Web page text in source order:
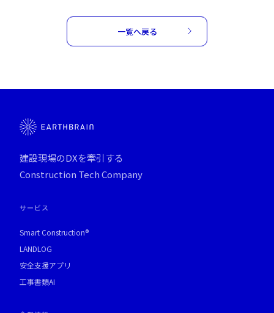
一覧へ戻る
建設現場のDXを牽引する
Construction Tech Company
サービス
Smart Construction®
LANDLOG
安全支援アプリ
工事書類AI